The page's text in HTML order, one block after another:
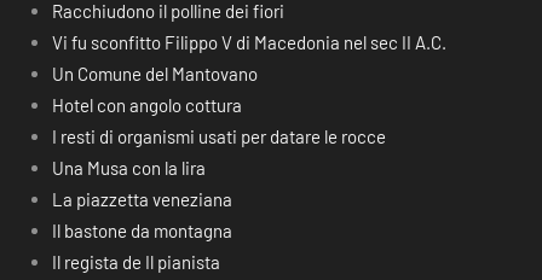
Racchiudono il polline dei fiori
Vi fu sconfitto Filippo V di Macedonia nel sec II A.C.
Un Comune del Mantovano
Hotel con angolo cottura
I resti di organismi usati per datare le rocce
Una Musa con la lira
La piazzetta veneziana
Il bastone da montagna
Il regista de Il pianista